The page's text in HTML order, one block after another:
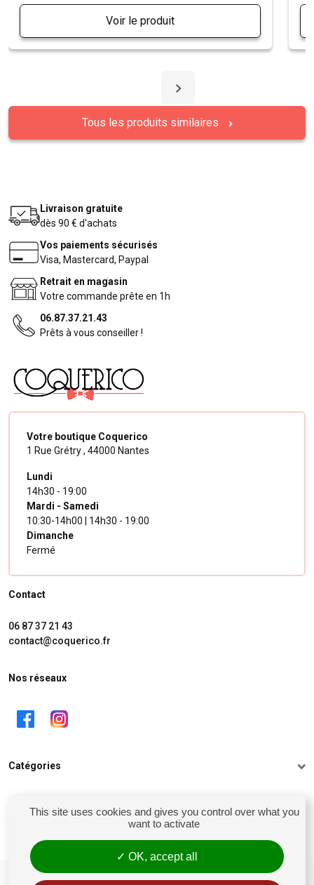
Voir le produit
Tous les produits similaires
Livraison gratuite
dès 90 € d'achats
Vos paiements sécurisés
Visa, Mastercard, Paypal
Retrait en magasin
Votre commande prête en 1h
06.87.37.21.43
Prêts à vous conseiller !
Votre boutique Coquerico
1 Rue Grétry , 44000 Nantes
Lundi
14h30 - 19:00
Mardi - Samedi
10:30-14h00 | 14h30 - 19:00
Dimanche
Fermé
Contact
06 87 37 21 43
contact@coquerico.fr
Nos réseaux
Catégories
Mon compte
siret : 81238106900028
This site uses cookies and gives you control over what you
want to activate
OK, accept all